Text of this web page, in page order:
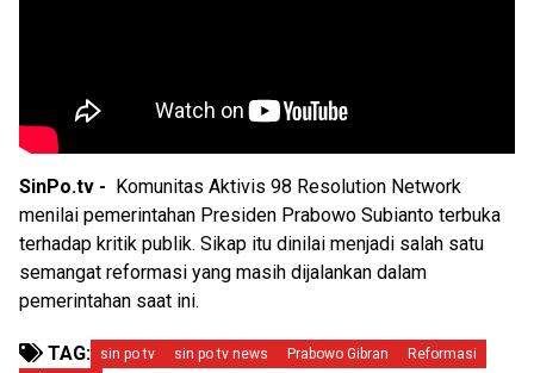
SinPo.tv -
Komunitas Aktivis 98 Resolution Network
menilai pemerintahan Presiden Prabowo Subianto terbuka
terhadap kritik publik. Sikap itu dinilai menjadi salah satu
semangat reformasi yang masih dijalankan dalam
pemerintahan saat ini.
TAG: sin po tv sin po tv news Prabowo Gibran
Reformasi